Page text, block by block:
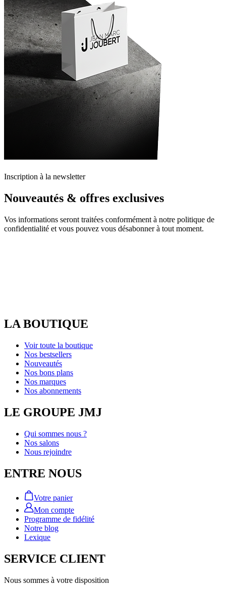
Inscription à la newsletter
Nouveautés & offres exclusives
Vos informations seront traitées conformément à notre politique de
confidentialité et vous pouvez vous désabonner à tout moment.
LA BOUTIQUE
Voir toute la boutique
Nos bestsellers
Nouveautés
Nos bons plans
Nos marques
Nos abonnements
LE GROUPE JMJ
Qui sommes nous ?
Nos salons
Nous rejoindre
ENTRE NOUS
Votre panier
Mon compte
Programme de fidélité
Notre blog
Lexique
SERVICE CLIENT
Nous sommes à votre disposition